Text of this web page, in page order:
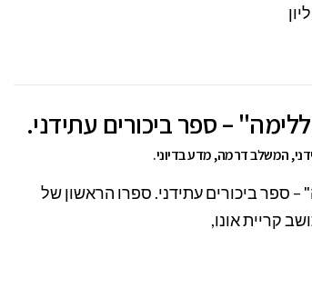
– ספר ביכורים עתידני.
המשלב דרמה, מדע בדיוני.
– ספר ביכורים עתידני. ספרו הראשון של